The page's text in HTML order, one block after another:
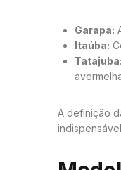
Garapa:
Itaúba:
Tatajuba:
A definição